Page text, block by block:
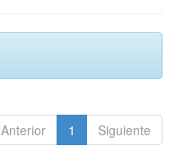
Anterior 1 Siguiente